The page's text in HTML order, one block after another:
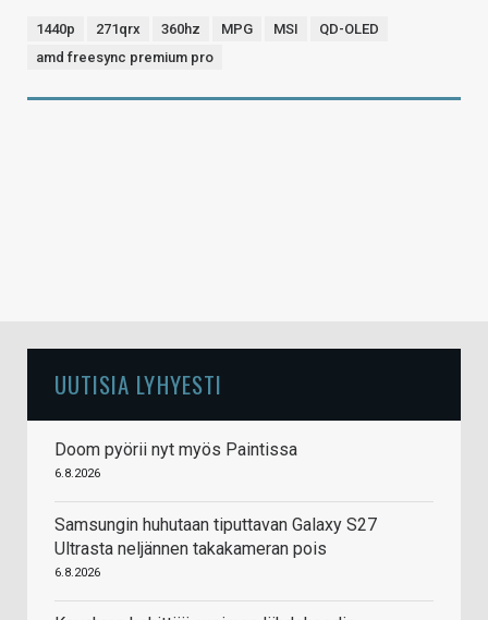
1440p 271qrx 360hz MPG MSI
QD-OLED
amd freesync premium pro
UUTISIA LYHYESTI
Doom pyörii nyt myös Paintissa
6.8.2026
Samsungin huhutaan tiputtavan Galaxy S27
Ultrasta neljännen takakameran pois
6.8.2026